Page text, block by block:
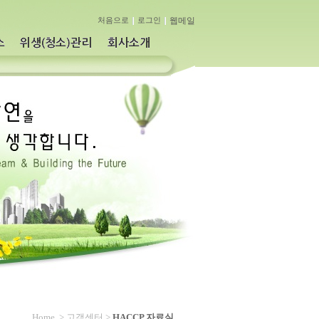
처음으로 로그인 웹메일